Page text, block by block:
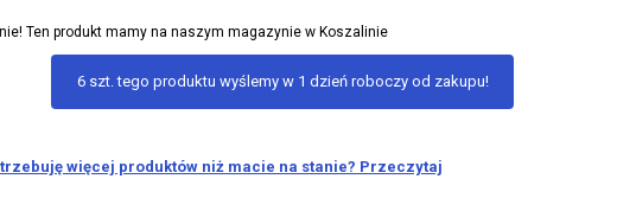
Ten produkt mamy na naszym magazynie w Koszalinie
6 szt. tego produktu wyślemy w 1 dzień roboczy od zakupu!
więcej produktów niż macie na stanie? Przeczytaj